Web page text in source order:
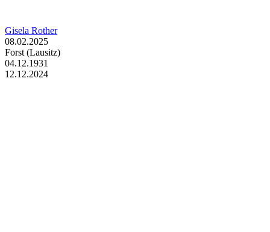
Gisela Rother
08.02.2025
Forst (Lausitz)
04.12.1931
12.12.2024